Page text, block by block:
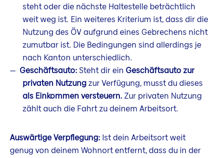
steht oder die nächste Haltestelle beträchtlich
weit weg ist. Ein weiteres Kriterium ist, dass dir die
Nutzung des ÖV aufgrund eines Gebrechens nicht
zumutbar ist. Die Bedingungen sind allerdings je
nach Kanton unterschiedlich.
Geschäftsauto:Steht dir ein Geschäftsauto zur
privaten Nutzungzur Verfügung, musst du dieses
als Einkommen versteuern.Zur privaten Nutzung
zählt auch die Fahrt zu deinem Arbeitsort.
Auswärtige Verpflegung: Ist dein Arbeitsort weit
genug von deinem Wohnort entfernt, dass du in der